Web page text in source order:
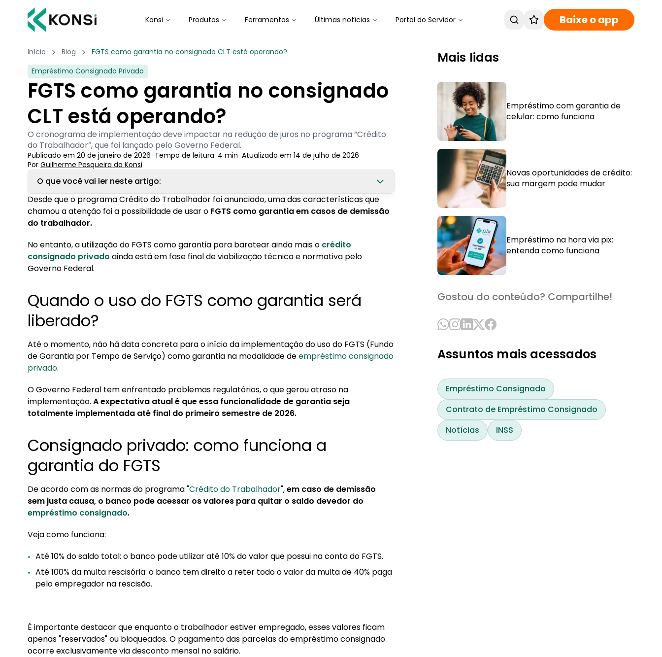
Konsi Produtos Ferramentas Últimas notícias Portal do Servidor Baixe o app
Início Blog
FGTS como garantia no consignado CLT está operando?
Empréstimo Consignado Privado
FGTS como garantia no consignado
CLT está operando?
O cronograma de implementação deve impactar na redução de juros no programa “Crédito
do Trabalhador”, que foi lançado pelo Governo Federal.
Publicado em 20 de janeiro de 2026-Tempo de leitura: 4 min-Atualizado em 14 de julho de 2026
Por Guilherme Pesqueira da Konsi
O que você vai ler neste artigo:
1. Quando o uso do FGTS como garantia será liberado?
2. Consignado privado: como funciona a garantia do FGTS
2.1. Consignado privado: o que acontece se mudar de emprego?
2.2. O que é demissão sem justa causa?
3.1. Quando pode sacar o FGTS?
Desde que o programa Crédito do Trabalhador foi anunciado, uma das características que
chamou a atenção foi a possibilidade de usar o FGTS como garantia em casos de demissão
do trabalhador.
No entanto, a utilização do FGTS como garantia para baratear ainda mais o crédito
consignado privado ainda está em fase final de viabilização técnica e normativa pelo
Governo Federal.
Quando o uso do FGTS como garantia será
liberado?
Até o momento, não há data concreta para o início da implementação do uso do FGTS (Fundo
de Garantia por Tempo de Serviço) como garantia na modalidade deempréstimo consignado
privado.
O Governo Federal tem enfrentado problemas regulatórios, o que gerou atraso na
implementação. A expectativa atual é que essa funcionalidade de garantia seja
totalmente implementada até final do primeiro semestre de 2026.
Consignado privado: como funciona a
garantia do FGTS
De acordo com as normas do programa "Crédito do Trabalhador",em caso de demissão
sem justa causa, o banco pode acessar os valores para quitar o saldo devedor do
empréstimo consignado.
Veja como funciona:
Até 10% do saldo total: o banco pode utilizar até 10% do valor que possui na conta do FGTS.
Até 100% da multa rescisória: o banco tem direito a reter todo o valor da multa de 40% paga
pelo empregador na rescisão.
É importante destacar que enquanto o trabalhador estiver empregado, esses valores ficam
apenas "reservados" ou bloqueados. O pagamento das parcelas do empréstimo consignado
ocorre exclusivamente via desconto mensal no salário.
Mais lidas
Empréstimo com garantia de
celular: como funciona
Novas oportunidades de crédito:
sua margem pode mudar
Empréstimo na hora via pix:
entenda como funciona
Gostou do conteúdo? Compartilhe!
Assuntos mais acessados
Empréstimo Consignado
Contrato de Empréstimo Consignado
Notícias
INSS